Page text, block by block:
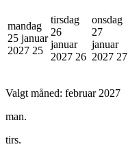
mandag
25 januar
2027 25
tirsdag
26
januar
2027 26
onsdag
27
januar
2027 27
Valgt måned: februar 2027
man.
tirs.